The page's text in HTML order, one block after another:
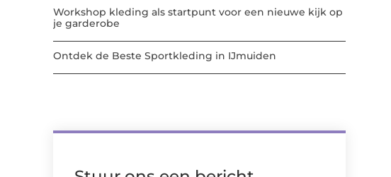
Workshop kleding als startpunt voor een nieuwe kijk op
je garderobe
Ontdek de Beste Sportkleding in IJmuiden